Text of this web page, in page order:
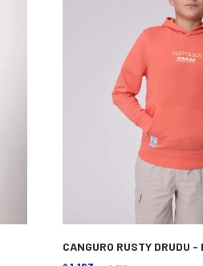
CANGURO RUSTY DRUDU -